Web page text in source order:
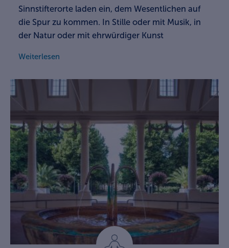
Sinnstifterorte laden ein, dem Wesentlichen auf
die Spur zu kommen. In Stille oder mit Musik, in
der Natur oder mit ehrwürdiger Kunst
Weiterlesen